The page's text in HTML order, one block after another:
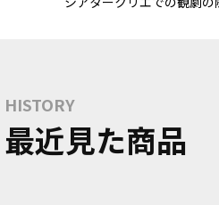
HISTORY
最近見た商品